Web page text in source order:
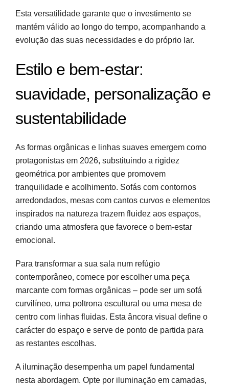
Esta versatilidade garante que o investimento se
mantém válido ao longo do tempo, acompanhando a
evolução das suas necessidades e do próprio lar.
Estilo e bem-estar:
suavidade, personalização e
sustentabilidade
As formas orgânicas e linhas suaves emergem como
protagonistas em 2026, substituindo a rigidez
geométrica por ambientes que promovem
tranquilidade e acolhimento. Sofás com contornos
arredondados, mesas com cantos curvos e elementos
inspirados na natureza trazem fluidez aos espaços,
criando uma atmosfera que favorece o bem-estar
emocional.
Para transformar a sua sala num refúgio
contemporâneo, comece por escolher uma peça
marcante com formas orgânicas – pode ser um sofá
curvilíneo, uma poltrona escultural ou uma mesa de
centro com linhas fluidas. Esta âncora visual define o
carácter do espaço e serve de ponto de partida para
as restantes escolhas.
A iluminação desempenha um papel fundamental
nesta abordagem. Opte por iluminação em camadas,